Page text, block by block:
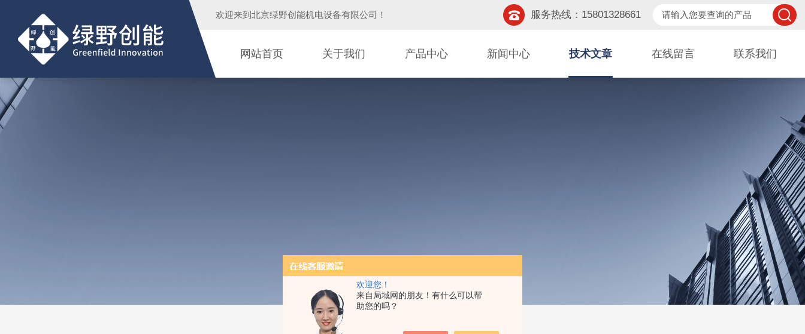
欢迎您！
来自局域网的朋友！有什么可以帮
助您的吗？
欢迎来到 北京绿野创能机电设备有限公司 ！ 服务热线：15801328661
网站首页 关于我们 产品中心 新闻中心 技术文章 在线留言 联系我们